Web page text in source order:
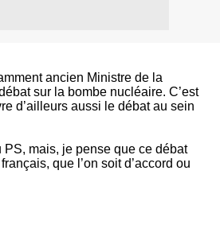
ancien Ministre de la
sur la bombe nucléaire. C’est
d’ailleurs aussi le débat au sein
PS, mais, je pense que ce débat
que l’on soit d’accord ou